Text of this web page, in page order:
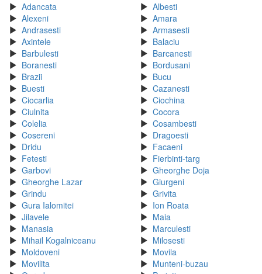
Adancata
Albesti
Alexeni
Amara
Andrasesti
Armasesti
Axintele
Balaciu
Barbulesti
Barcanesti
Boranesti
Bordusani
Brazii
Bucu
Buesti
Cazanesti
Ciocarlia
Ciochina
Ciulnita
Cocora
Colelia
Cosambesti
Cosereni
Dragoesti
Dridu
Facaeni
Fetesti
Fierbinti-targ
Garbovi
Gheorghe Doja
Gheorghe Lazar
Giurgeni
Grindu
Grivita
Gura Ialomitei
Ion Roata
Jilavele
Maia
Manasia
Marculesti
Mihail Kogalniceanu
Milosesti
Moldoveni
Movila
Movilita
Munteni-buzau